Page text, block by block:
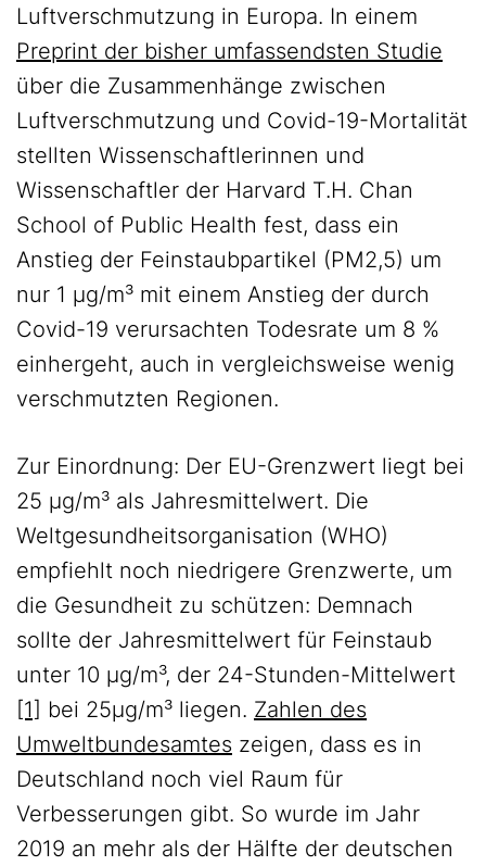
Luftverschmutzung in Europa. In einem
Preprint der bisher umfassendsten Studie
über die Zusammenhänge zwischen
Luftverschmutzung und Covid-19-Mortalität
stellten Wissenschaftlerinnen und
Wissenschaftler der Harvard T.H. Chan
School of Public Health fest, dass ein
Anstieg der Feinstaubpartikel (PM2,5) um
nur 1 µg/m³ mit einem Anstieg der durch
Covid-19 verursachten Todesrate um 8 %
einhergeht, auch in vergleichsweise wenig
verschmutzten Regionen.
Zur Einordnung: Der EU-Grenzwert liegt bei
25 µg/m³ als Jahresmittelwert. Die
Weltgesundheitsorganisation (WHO)
empfiehlt noch niedrigere Grenzwerte, um
die Gesundheit zu schützen: Demnach
sollte der Jahresmittelwert für Feinstaub
unter 10 µg/m³, der 24-Stunden-Mittelwert
[1] bei 25µg/m³ liegen. Zahlen des
Umweltbundesamtes zeigen, dass es in
Deutschland noch viel Raum für
Verbesserungen gibt. So wurde im Jahr
2019 an mehr als der Hälfte der deutschen